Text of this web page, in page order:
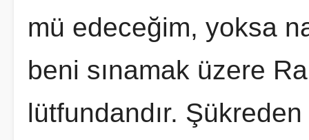
mü edeceğim, yoksa
beni sınamak üzere
lütfundandır.